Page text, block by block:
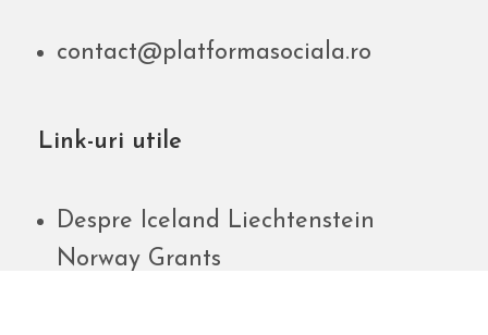
contact@platformasociala.ro
Link-uri utile
Despre Iceland Liechtenstein
Norway Grants